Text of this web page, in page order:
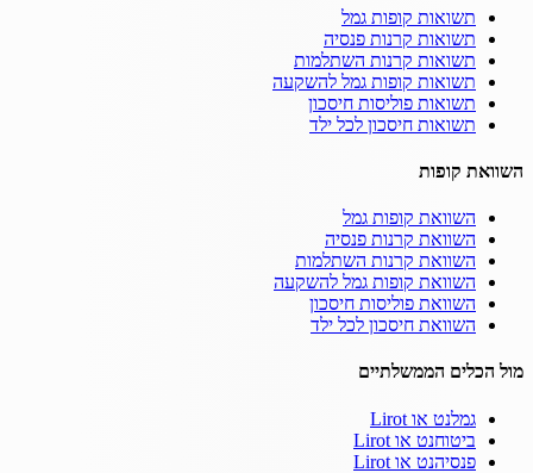
תשואות קופות גמל
תשואות קרנות פנסיה
תשואות קרנות השתלמות
תשואות קופות גמל להשקעה
תשואות פוליסות חיסכון
תשואות חיסכון לכל ילד
השוואת קופות
השוואת קופות גמל
השוואת קרנות פנסיה
השוואת קרנות השתלמות
השוואת קופות גמל להשקעה
השוואת פוליסות חיסכון
השוואת חיסכון לכל ילד
מול הכלים הממשלתיים
גמלנט או Lirot
ביטוחנט או Lirot
פנסיהנט או Lirot